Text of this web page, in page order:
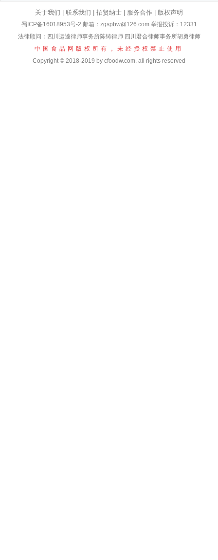
关于我们 联系我们 招贤纳士 服务合作 版权声明
蜀ICP备16018953号-2 邮箱：zgspbw@126.com 举报投诉：12331
法律顾问：四川运逵律师事务所陈铸律师 四川君合律师事务所胡勇律师
中国食品网版权所有，未经授权禁止使用
Copyright © 2018-2019 by cfoodw.com. all rights reserved